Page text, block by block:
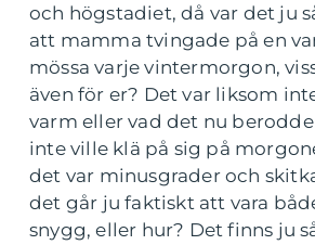
och högstadiet, då var det ju
att mamma tvingade på en
mössa varje vintermorgon,
även för er? Det var liksom
varm eller vad det nu
inte ville klä på sig på
det var minusgrader och
det går ju faktiskt att vara
snygg, eller hur? Det finns ju